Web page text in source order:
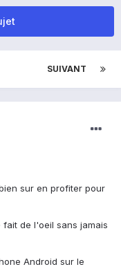
SUIVANT
sur en profiter pour
de l'oeil sans jamais
Android sur le